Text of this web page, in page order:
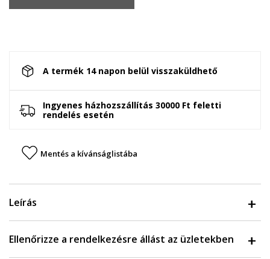
A termék 14 napon belül visszaküldhető
Ingyenes házhozszállítás 30000 Ft feletti
rendelés esetén
Mentés a kívánságlistába
Leírás
Ellenőrizze a rendelkezésre állást az üzletekben